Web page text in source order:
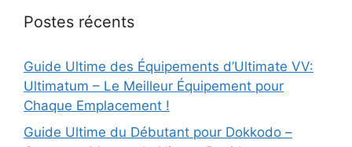
Postes récents
Guide Ultime des Équipements d’Ultimate VV:
Ultimatum – Le Meilleur Équipement pour
Chaque Emplacement !
Guide Ultime du Débutant pour Dokkodo –